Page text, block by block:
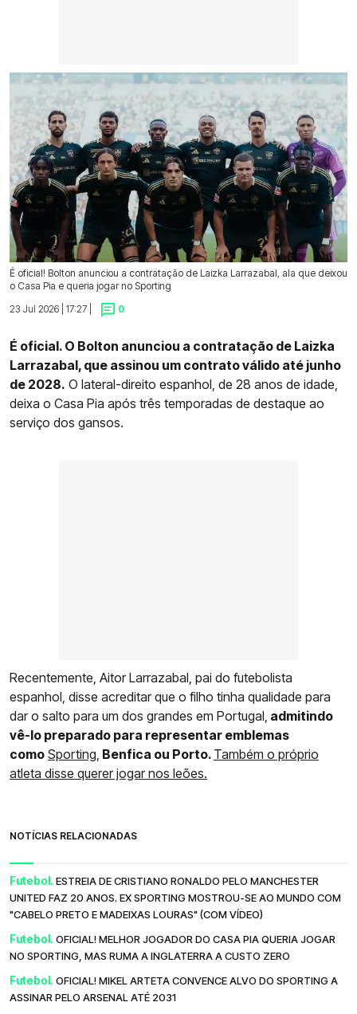
É oficial! Bolton anunciou a contratação de Laizka Larrazabal, ala que deixou
o Casa Pia e queria jogar no Sporting
23 Jul 2026 | 17:27 |
0
É oficial. O Bolton anunciou a contratação de Laizka
Larrazabal, que assinou um contrato válido até junho
de 2028. O lateral-direito espanhol, de 28 anos de idade,
deixa o Casa Pia após três temporadas de destaque ao
serviço dos gansos.
Recentemente, Aitor Larrazabal, pai do futebolista
espanhol, disse acreditar que o filho tinha qualidade para
dar o salto para um dos grandes em Portugal, admitindo
vê-lo preparado para representar emblemas
como Sporting, Benfica ou Porto. Também o próprio
atleta disse querer jogar nos leões.
NOTÍCIAS RELACIONADAS
Futebol. ESTREIA DE CRISTIANO RONALDO PELO MANCHESTER
UNITED FAZ 20 ANOS. EX SPORTING MOSTROU-SE AO MUNDO COM
"CABELO PRETO E MADEIXAS LOURAS" (COM VÍDEO)
Futebol. OFICIAL! MELHOR JOGADOR DO CASA PIA QUERIA JOGAR
NO SPORTING, MAS RUMA A INGLATERRA A CUSTO ZERO
Futebol. OFICIAL! MIKEL ARTETA CONVENCE ALVO DO SPORTING A
ASSINAR PELO ARSENAL ATÉ 2031